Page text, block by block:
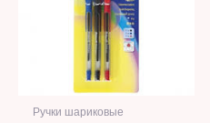
Ручки шариковые